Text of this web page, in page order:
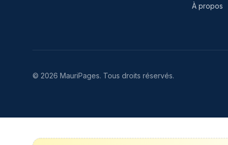
À propos
© 2026 MauriPages. Tous droits réservés.